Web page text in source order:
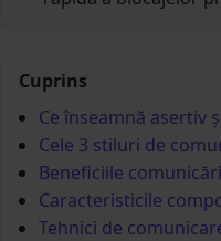
Cuprins
Ce înseamnă asertiv
Cele 3 stiluri de
Beneficiile
Caracteristicile
Tehnici de